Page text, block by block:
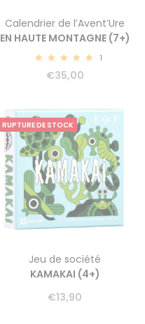
Calendrier de l’Avent’Ure
EN HAUTE MONTAGNE (7+)
1
€35,00
RUPTURE DE STOCK
Jeu de société
KAMAKAI (4+)
€13,90